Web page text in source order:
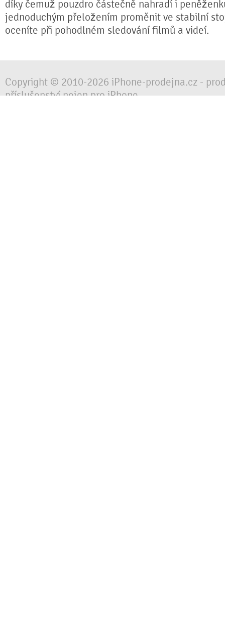
díky čemuž pouzdro částečně nahradí i
jednoduchým přeložením proměnit ve stabilní
oceníte při pohodlném sledování filmů a videí.
Copyright © 2010-2026 iPhone-prodejna.cz -
příslušenství nejen pro iPhone